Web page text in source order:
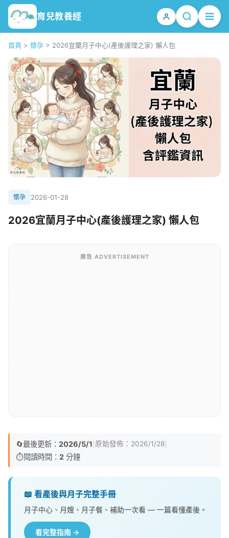
育兒教養經
首頁 > 懷孕 > 2026宜蘭月子中心(產後護理之家) 懶人包
懷孕 2026-01-28
2026宜蘭月子中心(產後護理之家) 懶人包
廣告 ADVERTISEMENT
🔄最後更新： 2026/5/1 原始發佈： 2026/1/28
⏱️閱讀時間： 2 分鐘
📖 看產後與月子完整手冊
月子中心、月嫂、月子餐、補助一次看 — 一篇看懂產後。
看完整指南 →